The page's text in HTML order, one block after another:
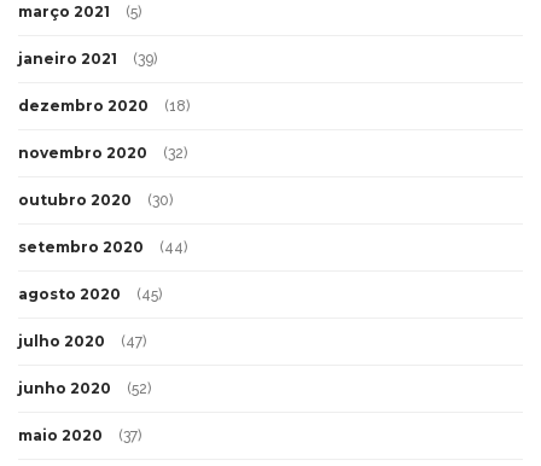
março 2021 (5)
janeiro 2021 (39)
dezembro 2020 (18)
novembro 2020 (32)
outubro 2020 (30)
setembro 2020 (44)
agosto 2020 (45)
julho 2020 (47)
junho 2020 (52)
maio 2020 (37)